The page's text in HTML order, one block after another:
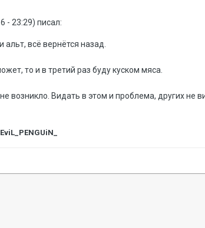
- 23:29) писал:
всё вернётся назад.
то и в третий раз буду куском мяса.
возникло. Видать в этом и проблема, других не